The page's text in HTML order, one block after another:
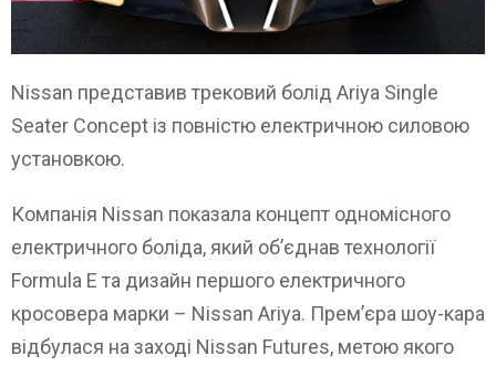
Nissan представив трековий болід Ariya Single
Seater Concept із повністю електричною силовою
установкою.
Компанія Nissan показала концепт одномісного
електричного боліда, який об’єднав технології
Formula E та дизайн першого електричного
кросовера марки – Nissan Ariya. Прем’єра шоу-кара
відбулася на заході Nissan Futures, метою якого